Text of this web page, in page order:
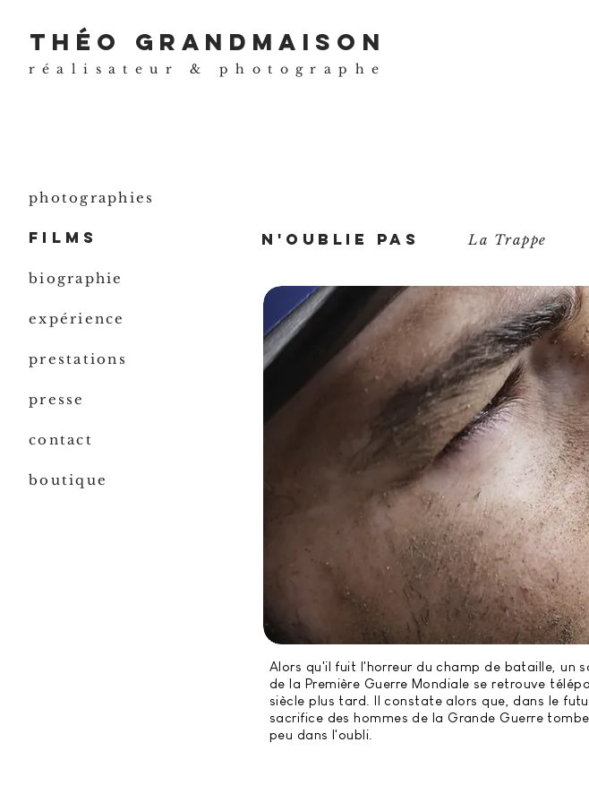
théo grandmaison
réalisateur & photographe
N'oublie Pas La Trappe
photographies
films
biographie
expérience
prestations
presse
contact
boutique
Alors qu'il fuit l'horreur du champ de bataille, un
de la Première Guerre Mondiale se retrouve
siècle plus tard. Il constate alors que, dans le
sacrifice des hommes de la Grande Guerre
peu dans l'oubli.